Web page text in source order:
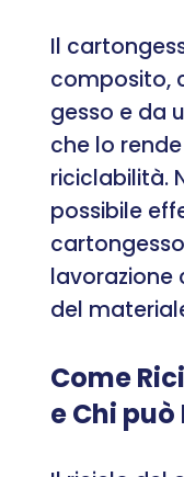
Il
composito,
gesso e da
che lo
riciclabilità.
possibile
lavorazione
del
Come
e Chi può